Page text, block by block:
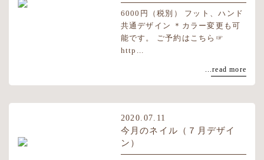
6000円（税別） フット、ハンド
共通デザイン ＊カラー変更も可
能です。 ご予約はこちら☞
http...
...read more
2020.07.11
今月のネイル（７月デザイ
ン）